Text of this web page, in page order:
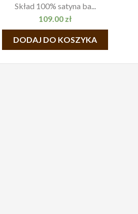
Skład 100% satyna ba...
109.00 zł
DODAJ DO KOSZYKA